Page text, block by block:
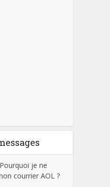
Pourquoi je ne
courrier AOL ?